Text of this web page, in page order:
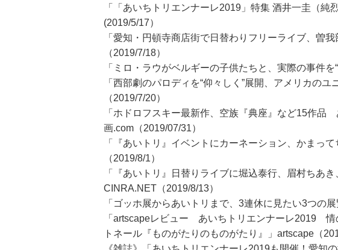
「「あいちトリエンナーレ2019」特集 酒井一圭（
(2019/5/17）
「愛知・円頓寺商店街で日替わりフリーライブ、曽
（2019/7/18）
「ミロ・ラウがベルギーの子供たちと、実際の事件を
「西部劇のパロディを“仰々しく”展開、アメリカの
（2019/7/20）
「ホドロフスキー最新作、空族『典座』など15作
画.com（2019/07/31）
「『あいトリ』イベントにカーネーション、かまっ
（2019/8/1）
「『あいトリ』日替りライブに堀込泰行、眉村ちあき
CINRA.NET（2019/8/13）
「ゴッホ展からあいトリまで、3連休に見たい3つの
「artscapeレビュー あいちトリエンナーレ2019 情
トネール『ものがたりのものがたり』」artscape（